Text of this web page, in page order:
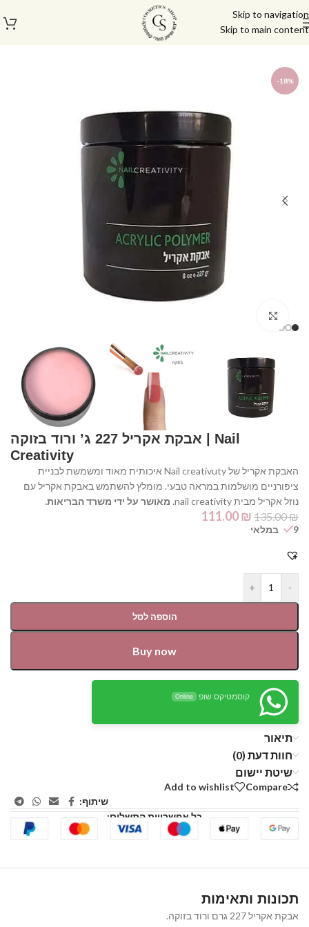
Skip to navigation
Skip to main content
עמוד הבית/מוצרי בניה וציפורניים
-18%
⁦אבקת אקריל 227 ג’ ורוד בזוקה | Nail
Creativity⁩
האבקת אקריל של Nail creativuty איכותית מאוד ומשמשת לבניית
ציפורניים מושלמות במראה טבעי. מומלץ להשתמש באבקת אקריל עם
נוזל אקריל מבית nail creativity.
מאושר על ידי משרד הבריאות.
135.00₪
111.00₪
9 במלאי
-
+
הוספה לסל
Buy now
קוסמטיקס שופ Online
תיאור
חוות דעת (0)
שיטת יישום
Compare
Add to wishlist
שיתוף:
כל אפשרויות התשלום:
תכונות ותאימות
אבקת אקריל 227 גרם ורוד בזוקה.